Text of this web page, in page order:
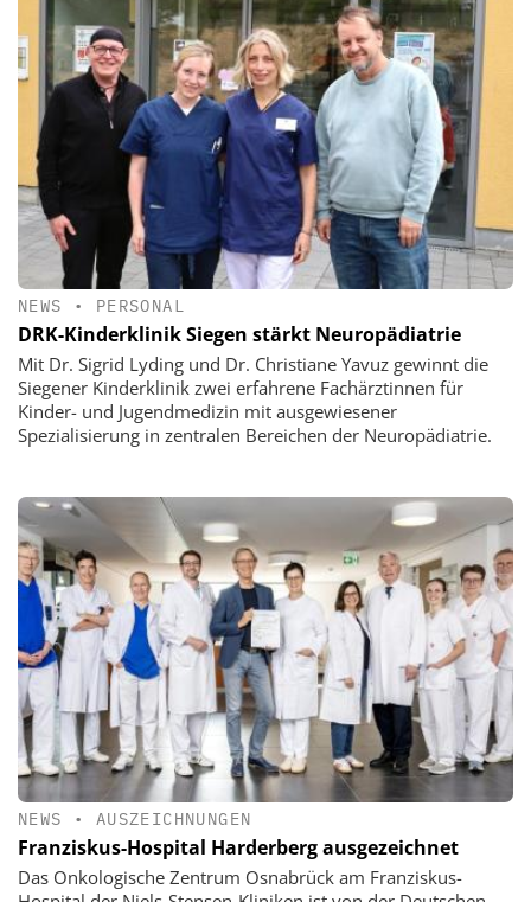
NEWS • PERSONAL
DRK-Kinderklinik Siegen stärkt Neuropädiatrie
Mit Dr. Sigrid Lyding und Dr. Christiane Yavuz gewinnt die
Siegener Kinderklinik zwei erfahrene Fachärztinnen für
Kinder- und Jugendmedizin mit ausgewiesener
Spezialisierung in zentralen Bereichen der Neuropädiatrie.
NEWS • AUSZEICHNUNGEN
Franziskus-Hospital Harderberg ausgezeichnet
Das Onkologische Zentrum Osnabrück am Franziskus-